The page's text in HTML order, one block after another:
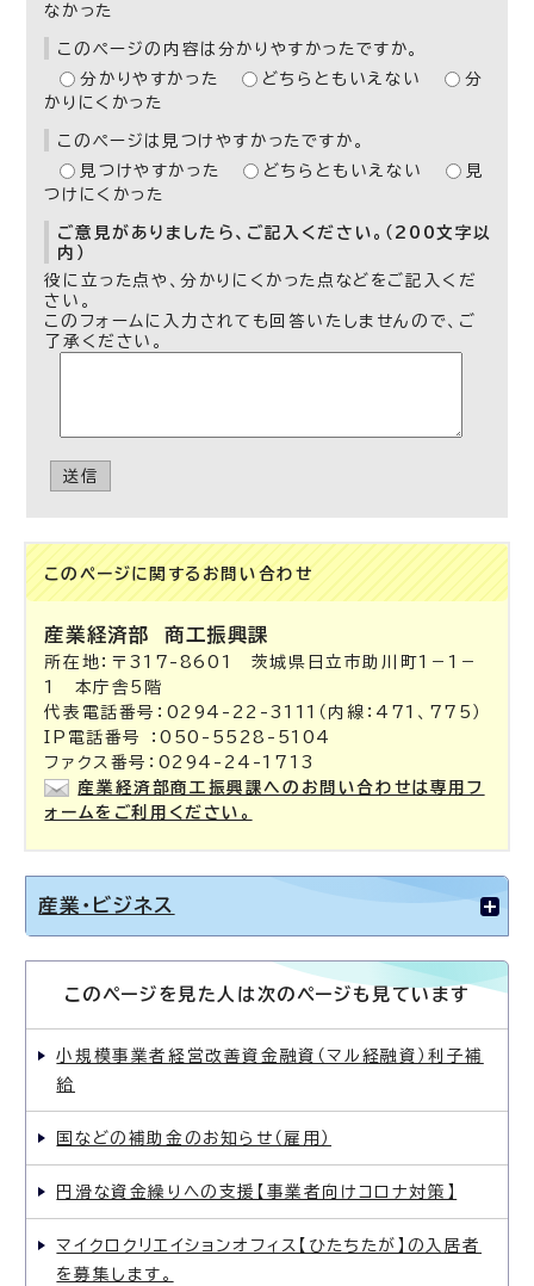
なかった
このページの内容は分かりやすかったですか。
分かりやすかった
どちらともいえない
分
かりにくかった
このページは見つけやすかったですか。
見つけやすかった
どちらともいえない
見
つけにくかった
ご意見がありましたら、ご記入ください。（200文字以
内）
役に立った点や、分かりにくかった点などをご記入くだ
さい。
このフォームに入力されても回答いたしませんので、ご
了承ください。
送信
このページに関する お問い合わせ
産業経済部商工振興課
所在地：〒317-8601 茨城県日立市助川町1－1－
1 本庁舎5階
代表電話番号：0294-22-3111（内線：471、775）
IP電話番号 ：050-5528-5104
ファクス番号：0294-24-1713
産業経済部商工振興課へのお問い合わせは専用フ
ォームをご利用ください。
産業・ビジネス
このページを見た人は次のページも見ています
小規模事業者経営改善資金融資（マル経融資）利子補
給
国などの補助金のお知らせ（雇用）
円滑な資金繰りへの支援【事業者向けコロナ対策】
マイクロクリエイションオフィス【ひたちたが】の入居者
を募集します。